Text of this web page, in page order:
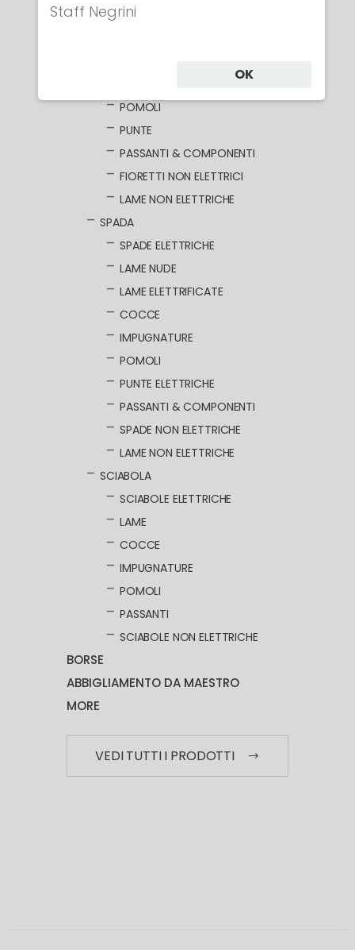
LAME NUDE
POMOLI
PUNTE
PASSANTI & COMPONENTI
FIORETTI NON ELETTRICI
LAME NON ELETTRICHE
SPADA
SPADE ELETTRICHE
LAME NUDE
LAME ELETTRIFICATE
COCCE
IMPUGNATURE
POMOLI
PUNTE ELETTRICHE
PASSANTI & COMPONENTI
SPADE NON ELETTRICHE
LAME NON ELETTRICHE
SCIABOLA
SCIABOLE ELETTRICHE
LAME
COCCE
IMPUGNATURE
POMOLI
PASSANTI
SCIABOLE NON ELETTRICHE
BORSE
ABBIGLIAMENTO DA MAESTRO
MORE
VEDI TUTTI I PRODOTTI
Staff Negrini
OK